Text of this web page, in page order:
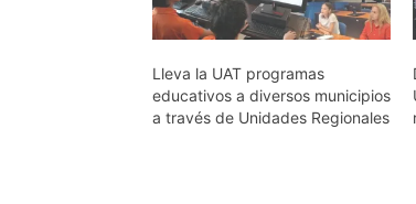
Lleva la UAT programas
educativos a diversos municipios
a través de Unidades Regionales